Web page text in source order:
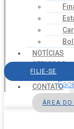
NOTÍCIAS
SERVIÇOS
AGENDA
CONTATO
FILIE-SE
ÁREA DO